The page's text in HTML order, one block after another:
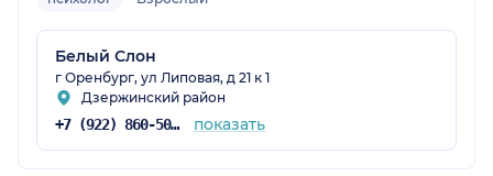
Белый Слон
г Оренбург, ул Липовая, д 21 к 1
Дзержинский район
+7 (922) 860-50-51 показать